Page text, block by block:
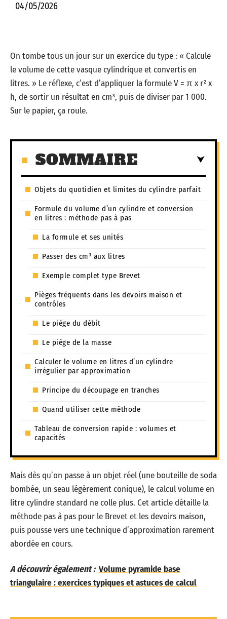
04/05/2026
On tombe tous un jour sur un exercice du type : « Calcule
le volume de cette vasque cylindrique et convertis en
litres. » Le réflexe, c’est d’appliquer la formule V = π x r² x
h, de sortir un résultat en cm³, puis de diviser par 1 000.
Sur le papier, ça roule.
SOMMAIRE
Objets du quotidien et limites du cylindre parfait
Formule du volume d’un cylindre et conversion
en litres : méthode pas à pas
La formule et ses unités
Passer des cm³ aux litres
Exemple complet type Brevet
Pièges fréquents dans les devoirs maison et
contrôles
Le piège du débit
Le piège de la masse
Calculer le volume en litres d’un cylindre
irrégulier par approximation
Principe du découpage en tranches
Quand utiliser cette méthode
Tableau de conversion rapide : volumes et
capacités
Mais dès qu’on passe à un objet réel (une bouteille de soda
bombée, un seau légèrement conique), le calcul volume en
litre cylindre standard ne colle plus. Cet article détaille la
méthode pas à pas pour le Brevet et les devoirs maison,
puis pousse vers une technique d’approximation rarement
abordée en cours.
A découvrir également : Volume pyramide base
triangulaire : exercices typiques et astuces de calcul